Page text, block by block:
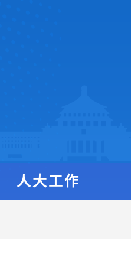
人大工作